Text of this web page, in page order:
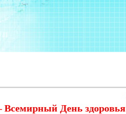
Всемирный День здоровья